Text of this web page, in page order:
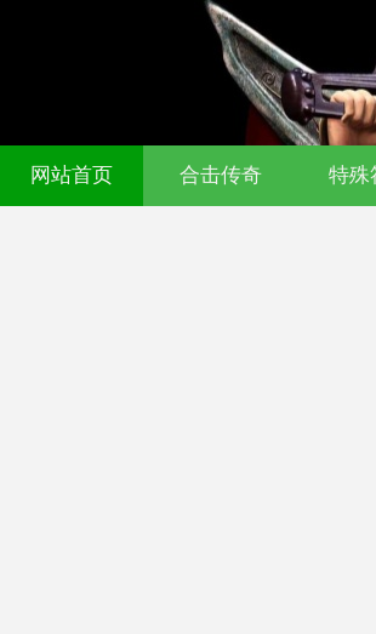
网站首页 合击传奇 特殊